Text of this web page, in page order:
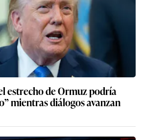
estrecho de Ormuz podría
mientras diálogos avanzan